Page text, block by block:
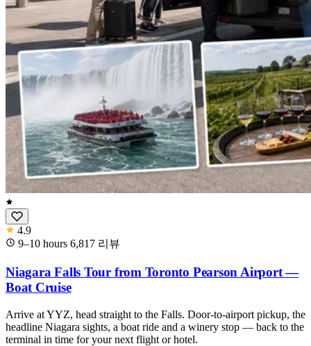
4.9
9–10 hours 6,817 리뷰
Niagara Falls Tour from Toronto Pearson Airport —
Boat Cruise
Arrive at YYZ, head straight to the Falls. Door-to-airport pickup, the
headline Niagara sights, a boat ride and a winery stop — back to the
terminal in time for your next flight or hotel.